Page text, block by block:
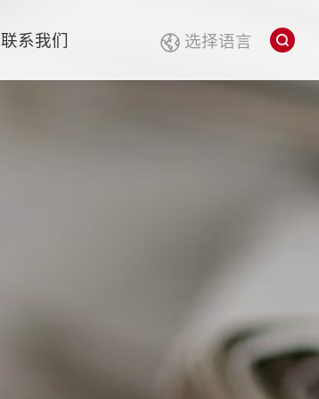
联系我们 选择语言